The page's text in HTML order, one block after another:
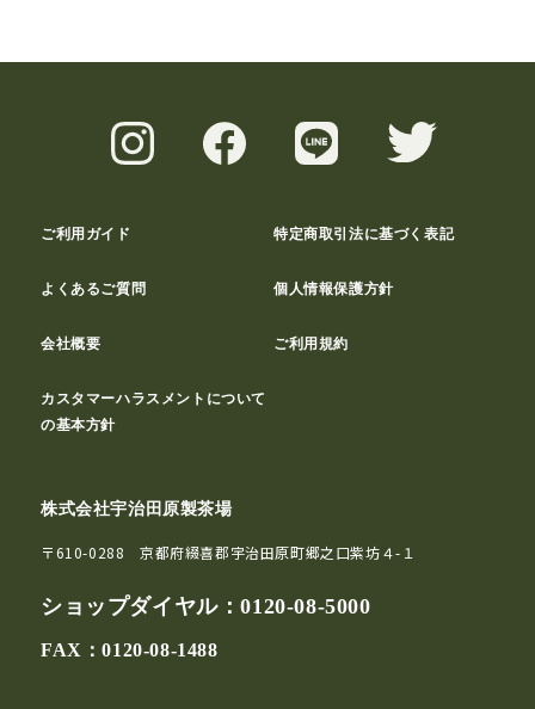
ご利用ガイド 特定商取引法に基づく表記
よくあるご質問 個人情報保護方針
会社概要 ご利用規約
カスタマーハラスメントについて
の基本方針
株式会社宇治田原製茶場
〒610-0288 京都府綴喜郡宇治田原町郷之口紫坊４-１
ショップダイヤル：0120-08-5000
FAX：0120-08-1488